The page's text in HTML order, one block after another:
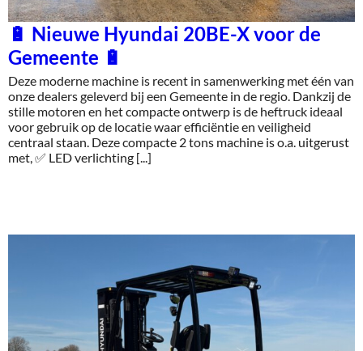
🔋 Nieuwe Hyundai 20BE-X voor de
Gemeente 🔋
Deze moderne machine is recent in samenwerking met één van
onze dealers geleverd bij een Gemeente in de regio. Dankzij de
stille motoren en het compacte ontwerp is de heftruck ideaal
voor gebruik op de locatie waar efficiëntie en veiligheid
centraal staan. Deze compacte 2 tons machine is o.a. uitgerust
met, ✅ LED verlichting [...]